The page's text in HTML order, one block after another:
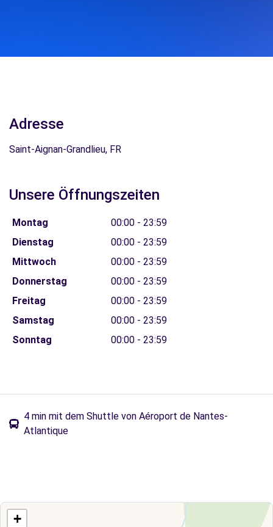
Adresse
Saint-Aignan-Grandlieu, FR
Unsere Öffnungszeiten
Montag
00:00 - 23:59
Dienstag
00:00 - 23:59
Mittwoch
00:00 - 23:59
Donnerstag
00:00 - 23:59
Freitag
00:00 - 23:59
Samstag
00:00 - 23:59
Sonntag
00:00 - 23:59
4 min mit dem Shuttle von Aéroport de Nantes-
Atlantique
+